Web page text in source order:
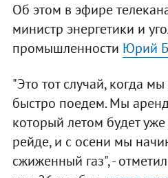
Об этом в эфире
министр энергетики и
промышленности Юрий
"Это тот случай, когда
быстро поедем. Мы
который летом будет уже
рейде, и с осени мы
сжиженный газ", -